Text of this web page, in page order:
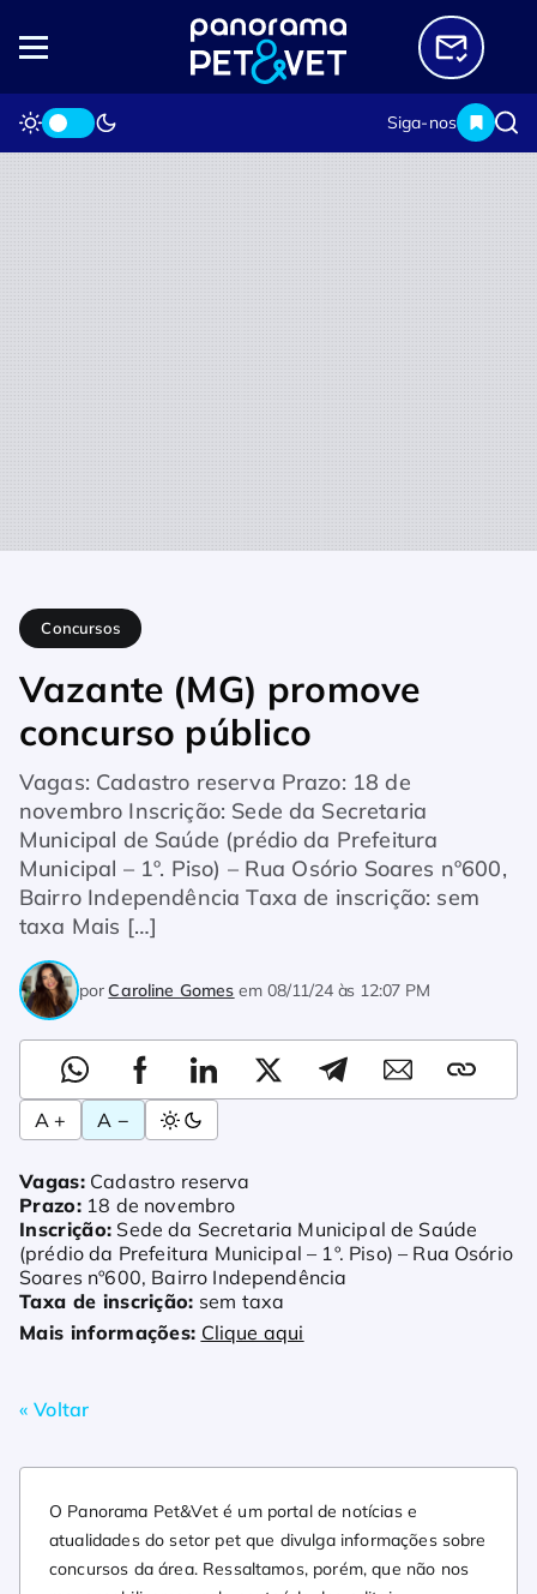
Siga-nos
Home Concursos
Concursos
Vazante (MG) promove
concurso público
Vagas: Cadastro reserva Prazo: 18 de
novembro Inscrição: Sede da Secretaria
Municipal de Saúde (prédio da Prefeitura
Municipal – 1º. Piso) – Rua Osório Soares nº600,
Bairro Independência Taxa de inscrição: sem
taxa Mais […]
porCaroline Gomes em 08/11/24 às 12:07 PM
A + A −
Vagas:Cadastro reserva
Prazo:18 de novembro
Inscrição: Sede da Secretaria Municipal de Saúde
(prédio da Prefeitura Municipal – 1º. Piso) – Rua Osório
Soares nº600, Bairro Independência
Taxa de inscrição: sem taxa
Mais informações: Clique aqui
« Voltar
O Panorama Pet&Vet é um portal de notícias e
atualidades do setor pet que divulga informações sobre
concursos da área. Ressaltamos, porém, que não nos